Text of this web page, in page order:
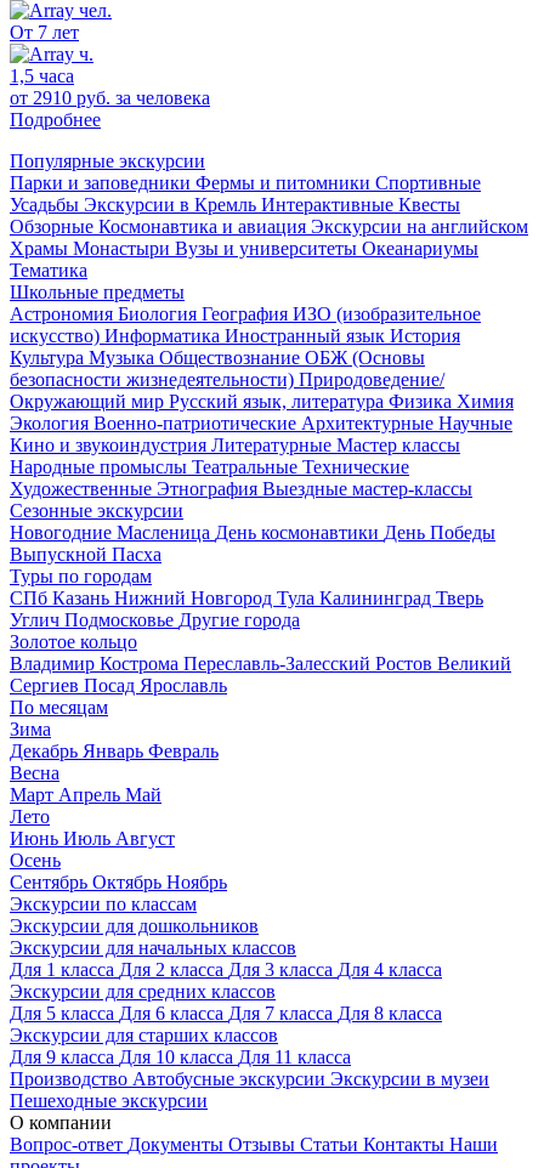
От 7 лет
1,5 часа
от 2910 руб. за человека
Подробнее
Популярные экскурсии
Парки и заповедники Фермы и питомники Спортивные
Усадьбы Экскурсии в Кремль Интерактивные Квесты
Обзорные Космонавтика и авиация Экскурсии на английском
Храмы Монастыри Вузы и университеты Океанариумы
Тематика
Школьные предметы
Астрономия Биология География ИЗО (изобразительное
искусство) Информатика Иностранный язык История
Культура Музыка Обществознание ОБЖ (Основы
безопасности жизнедеятельности) Природоведение/
Окружающий мир Русский язык, литература Физика Химия
Экология Военно-патриотические Архитектурные Научные
Кино и звукоиндустрия Литературные Мастер классы
Народные промыслы Театральные Технические
Художественные Этнография Выездные мастер-классы
Сезонные экскурсии
Новогодние Масленица День космонавтики День Победы
Выпускной Пасха
Туры по городам
СПб Казань Нижний Новгород Тула Калининград Тверь
Углич Подмосковье Другие города
Золотое кольцо
Владимир Кострома Переславль-Залесский Ростов Великий
Сергиев Посад Ярославль
По месяцам
Зима
Декабрь Январь Февраль
Весна
Март Апрель Май
Лето
Июнь Июль Август
Осень
Сентябрь Октябрь Ноябрь
Экскурсии по классам
Экскурсии для дошкольников
Экскурсии для начальных классов
Для 1 класса Для 2 класса Для 3 класса Для 4 класса
Экскурсии для средних классов
Для 5 класса Для 6 класса Для 7 класса Для 8 класса
Экскурсии для старших классов
Для 9 класса Для 10 класса Для 11 класса
Производство Автобусные экскурсии Экскурсии в музеи
Пешеходные экскурсии
О компании
Вопрос-ответ Документы Отзывы Статьи Контакты Наши